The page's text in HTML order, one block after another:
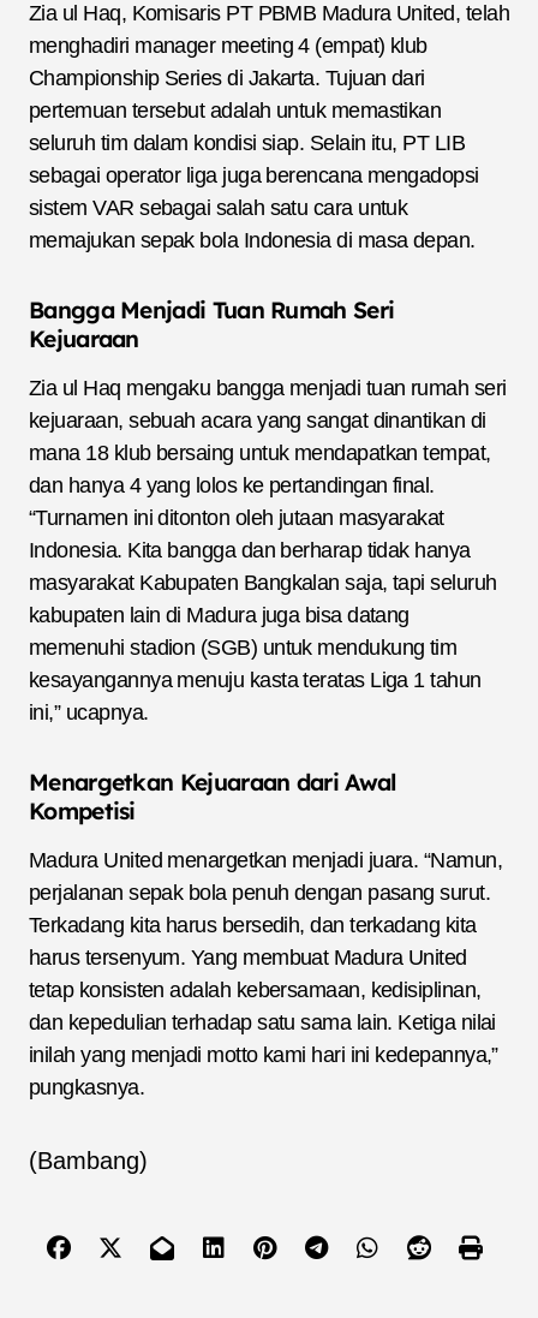
Zia ul Haq, Komisaris PT PBMB Madura United, telah
menghadiri manager meeting 4 (empat) klub
Championship Series di Jakarta. Tujuan dari
pertemuan tersebut adalah untuk memastikan
seluruh tim dalam kondisi siap. Selain itu, PT LIB
sebagai operator liga juga berencana mengadopsi
sistem VAR sebagai salah satu cara untuk
memajukan sepak bola Indonesia di masa depan.
Bangga Menjadi Tuan Rumah Seri
Kejuaraan
Zia ul Haq mengaku bangga menjadi tuan rumah seri
kejuaraan, sebuah acara yang sangat dinantikan di
mana 18 klub bersaing untuk mendapatkan tempat,
dan hanya 4 yang lolos ke pertandingan final.
“Turnamen ini ditonton oleh jutaan masyarakat
Indonesia. Kita bangga dan berharap tidak hanya
masyarakat Kabupaten Bangkalan saja, tapi seluruh
kabupaten lain di Madura juga bisa datang
memenuhi stadion (SGB) untuk mendukung tim
kesayangannya menuju kasta teratas Liga 1 tahun
ini,” ucapnya.
Menargetkan Kejuaraan dari Awal
Kompetisi
Madura United menargetkan menjadi juara. “Namun,
perjalanan sepak bola penuh dengan pasang surut.
Terkadang kita harus bersedih, dan terkadang kita
harus tersenyum. Yang membuat Madura United
tetap konsisten adalah kebersamaan, kedisiplinan,
dan kepedulian terhadap satu sama lain. Ketiga nilai
inilah yang menjadi motto kami hari ini kedepannya,”
pungkasnya.
(Bambang)